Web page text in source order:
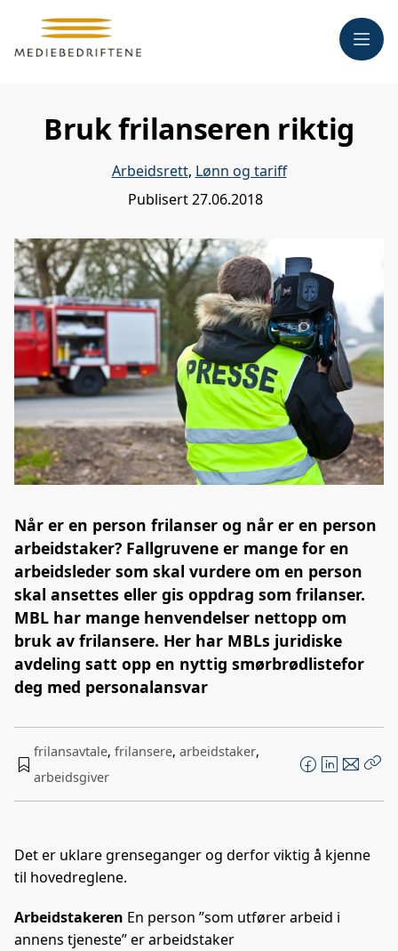
Meny
Bruk frilanseren riktig
Arbeidsrett, Lønn og tariff
Publisert27.06.2018
Når er en person frilanser og når er en person
arbeidstaker? Fallgruvene er mange for en
arbeidsleder som skal vurdere om en person
skal ansettes eller gis oppdrag som frilanser.
MBL har mange henvendelser nettopp om
bruk av frilansere. Her har MBLs juridiske
avdeling satt opp en nyttig smørbrødlistefor
deg med personalansvar
frilansavtale, frilansere, arbeidstaker,
arbeidsgiver
F
b
k
L
e
n
E
s
Det er uklare grenseganger og derfor viktig å kjenne
til hovedreglene.
Arbeidstakeren En person ”som utfører arbeid i
annens tjeneste” er arbeidstaker